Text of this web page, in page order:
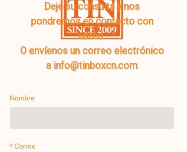
Deje su consulta y nos
pondremos en contacto con
usted.
O envíenos un correo electrónico
a info@tinboxcn.com
Nombre
Correo